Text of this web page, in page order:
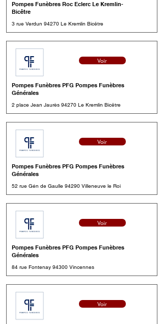
Pompes Funèbres Roc Eclerc Le Kremlin-
Bicêtre
3 rue Verdun 94270 Le Kremlin Bicêtre
Voir
Pompes Funèbres PFG Pompes Funèbres
Générales
2 place Jean Jaurès 94270 Le Kremlin Bicêtre
Voir
Pompes Funèbres PFG Pompes Funèbres
Générales
52 rue Gén de Gaulle 94290 Villeneuve le Roi
Voir
Pompes Funèbres PFG Pompes Funèbres
Générales
84 rue Fontenay 94300 Vincennes
Voir